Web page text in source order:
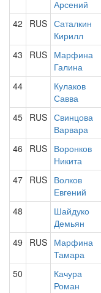
Арсений
42 RUS Саталкин
Кирилл
43 RUS Марфина
Галина
44
Кулаков
Савва
45 RUS Свинцова
Варвара
46 RUS Воронков
Никита
47 RUS Волков
Евгений
48
Шайдуко
Демьян
49 RUS Марфина
Тамара
50
Качура
Роман